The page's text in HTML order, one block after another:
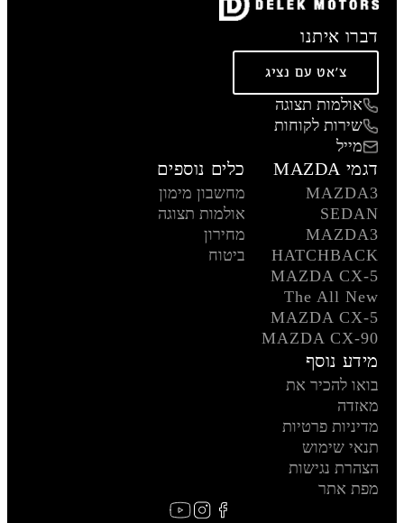
דברו איתנו
צ'אט עם נציג
אולמות תצוגה
שירות לקוחות
מייל
דגמי MAZDA
MAZDA3
SEDAN
MAZDA3
HATCHBACK
MAZDA CX-5
The All New
MAZDA CX-5
MAZDA CX-90
כלים נוספים
מחשבון מימון
אולמות תצוגה
מחירון
ביטוח
מידע נוסף
בואו להכיר את
מאזדה
מדיניות פרטיות
תנאי שימוש
הצהרת נגישות
מפת אתר